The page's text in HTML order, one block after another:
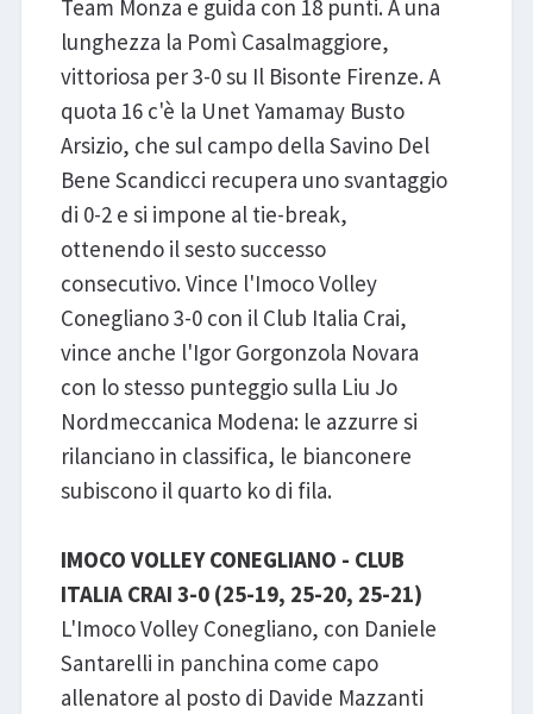
Team Monza e guida con 18 punti. A una
lunghezza la Pomì Casalmaggiore,
vittoriosa per 3-0 su Il Bisonte Firenze. A
quota 16 c'è la Unet Yamamay Busto
Arsizio, che sul campo della Savino Del
Bene Scandicci recupera uno svantaggio
di 0-2 e si impone al tie-break,
ottenendo il sesto successo
consecutivo. Vince l'Imoco Volley
Conegliano 3-0 con il Club Italia Crai,
vince anche l'Igor Gorgonzola Novara
con lo stesso punteggio sulla Liu Jo
Nordmeccanica Modena: le azzurre si
rilanciano in classifica, le bianconere
subiscono il quarto ko di fila.
IMOCO VOLLEY CONEGLIANO - CLUB
ITALIA CRAI 3-0 (25-19, 25-20, 25-21)
L'Imoco Volley Conegliano, con Daniele
Santarelli in panchina come capo
allenatore al posto di Davide Mazzanti